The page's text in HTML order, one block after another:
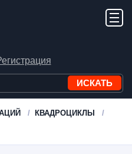
КВАДРОЦИКЛЫ